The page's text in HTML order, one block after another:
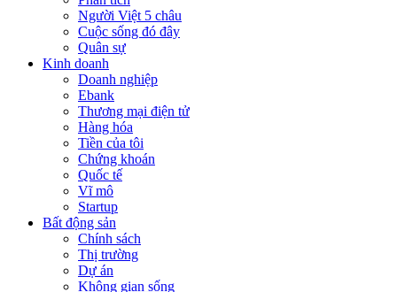
Người Việt 5 châu
Cuộc sống đó đây
Quân sự
Kinh doanh
Doanh nghiệp
Ebank
Thương mại điện tử
Hàng hóa
Tiền của tôi
Chứng khoán
Quốc tế
Vĩ mô
Startup
Bất động sản
Chính sách
Thị trường
Dự án
Không gian sống